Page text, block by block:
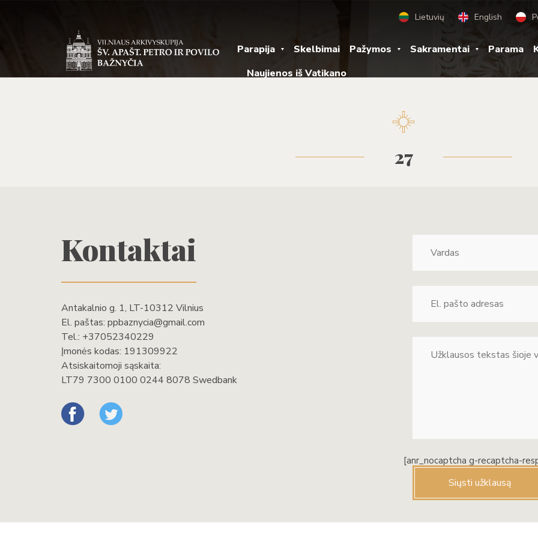
Lietuvių English
Parapija Skelbimai Pažymos Sakramentai Parama
Naujienos iš Vatikano
27
Kontaktai
Antakalnio g. 1, LT-10312 Vilnius
El. paštas: ppbaznycia@gmail.com
Tel.: +37052340229
Įmonės kodas: 191309922
Atsiskaitomoji sąskaita:
LT79 7300 0100 0244 8078 Swedbank
[anr_nocaptcha g-recaptcha-